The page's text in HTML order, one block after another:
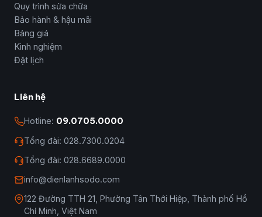
Quy trình sửa chữa
Bảo hành & hậu mãi
Bảng giá
Kinh nghiệm
Đặt lịch
Liên hệ
Hotline: 09.0705.0000
Tổng đài: 028.7300.0204
Tổng đài: 028.6689.0000
info@dienlanhsodo.com
122 Đường TTH 21, Phường Tân Thới Hiệp, Thành phố Hồ
Chí Minh, Việt Nam